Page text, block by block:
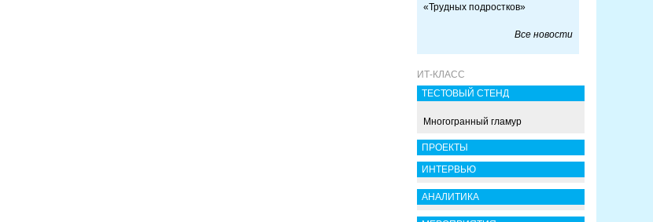
«Трудных подростков»
Все новости
ИТ-КЛАСС
ТЕСТОВЫЙ СТЕНД
Многогранный гламур
ПРОЕКТЫ
ИНТЕРВЬЮ
АНАЛИТИКА